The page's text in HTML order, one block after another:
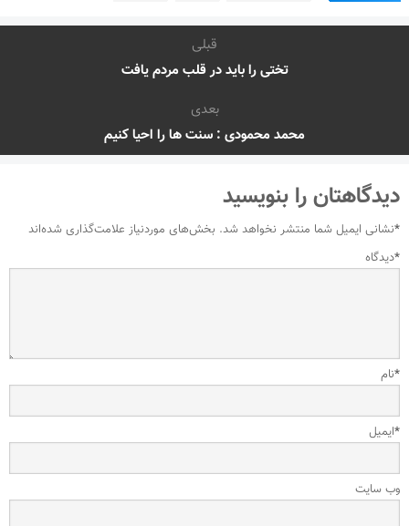
قبلی
تختی را باید در قلب مردم یافت
بعدی
محمد محمودی : سنت ها را احیا کنیم
دیدگاهتان را بنویسید
نشانی ایمیل شما منتشر نخواهد شد. بخش‌های موردنیاز علامت‌گذاری شده‌اند
*
دیدگاه*
نام*
ایمیل*
وب‌ سایت